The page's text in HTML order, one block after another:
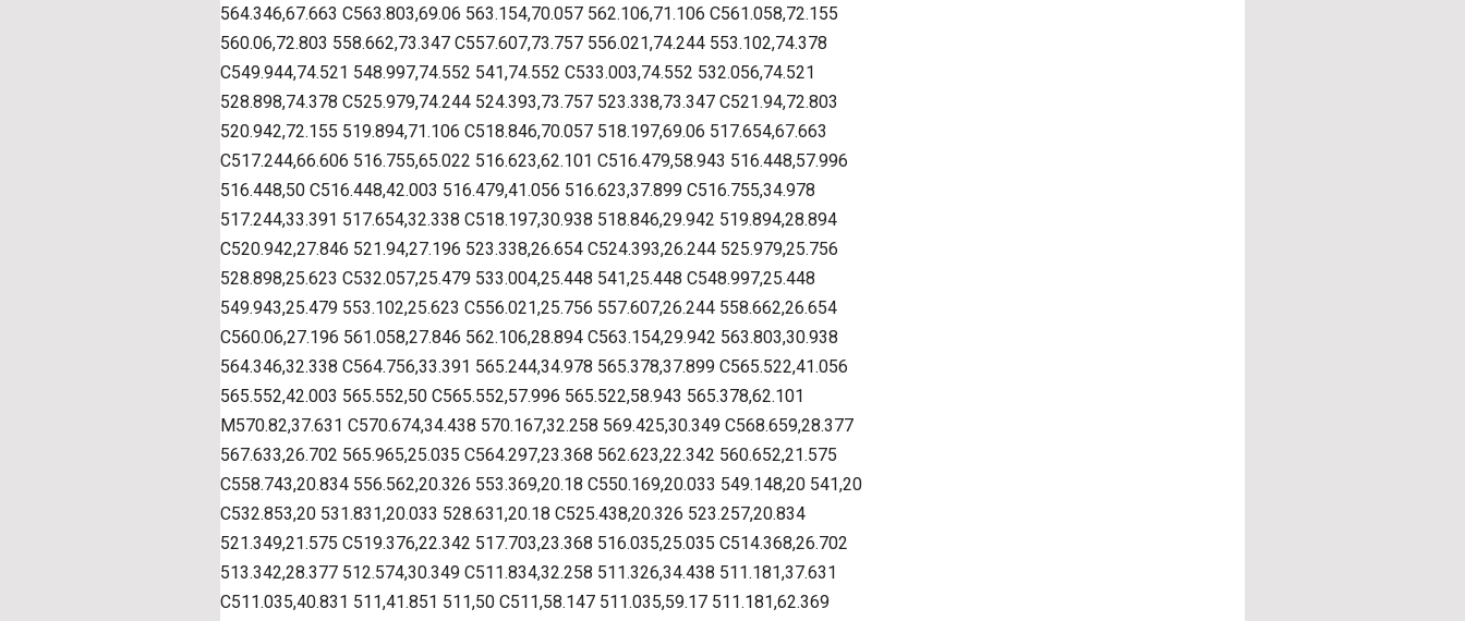
564.346,67.663 C563.803,69.06 563.154,70.057 562.106,71.106 C561.058,72.155
560.06,72.803 558.662,73.347 C557.607,73.757 556.021,74.244 553.102,74.378
C549.944,74.521 548.997,74.552 541,74.552 C533.003,74.552 532.056,74.521
528.898,74.378 C525.979,74.244 524.393,73.757 523.338,73.347 C521.94,72.803
520.942,72.155 519.894,71.106 C518.846,70.057 518.197,69.06 517.654,67.663
C517.244,66.606 516.755,65.022 516.623,62.101 C516.479,58.943 516.448,57.996
516.448,50 C516.448,42.003 516.479,41.056 516.623,37.899 C516.755,34.978
517.244,33.391 517.654,32.338 C518.197,30.938 518.846,29.942 519.894,28.894
C520.942,27.846 521.94,27.196 523.338,26.654 C524.393,26.244 525.979,25.756
528.898,25.623 C532.057,25.479 533.004,25.448 541,25.448 C548.997,25.448
549.943,25.479 553.102,25.623 C556.021,25.756 557.607,26.244 558.662,26.654
C560.06,27.196 561.058,27.846 562.106,28.894 C563.154,29.942 563.803,30.938
564.346,32.338 C564.756,33.391 565.244,34.978 565.378,37.899 C565.522,41.056
565.552,42.003 565.552,50 C565.552,57.996 565.522,58.943 565.378,62.101
M570.82,37.631 C570.674,34.438 570.167,32.258 569.425,30.349 C568.659,28.377
567.633,26.702 565.965,25.035 C564.297,23.368 562.623,22.342 560.652,21.575
C558.743,20.834 556.562,20.326 553.369,20.18 C550.169,20.033 549.148,20 541,20
C532.853,20 531.831,20.033 528.631,20.18 C525.438,20.326 523.257,20.834
521.349,21.575 C519.376,22.342 517.703,23.368 516.035,25.035 C514.368,26.702
513.342,28.377 512.574,30.349 C511.834,32.258 511.326,34.438 511.181,37.631
C511.035,40.831 511,41.851 511,50 C511,58.147 511.035,59.17 511.181,62.369